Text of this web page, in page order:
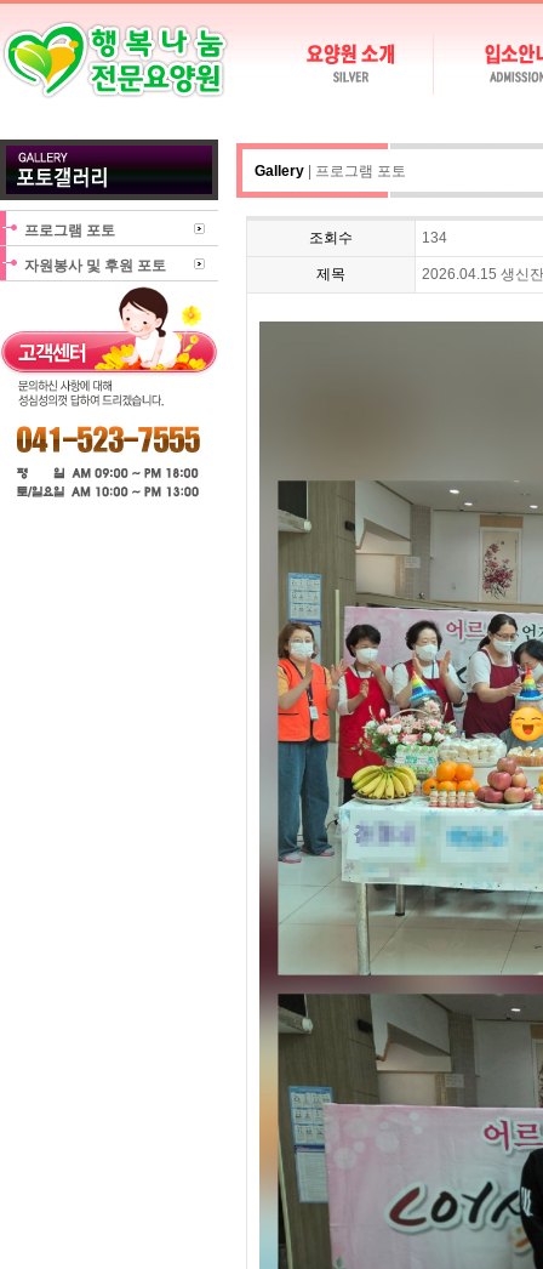
프로그램 포토
자원봉사 및 후원 포토
Gallery | 프로그램 포토
조회수 134
제목 2026.04.15 생신